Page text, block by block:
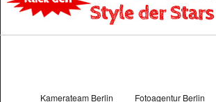
Kamerateam Berlin Fotoagentur Berlin